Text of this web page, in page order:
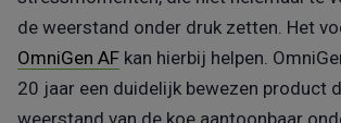
de weerstand onder druk zetten. Het
OmniGen AF kan hierbij helpen.
20 jaar een duidelijk bewezen product
weerstand van de koe aantoonbaar